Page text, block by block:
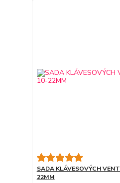
SADA KLÁVESOVÝCH
22MM